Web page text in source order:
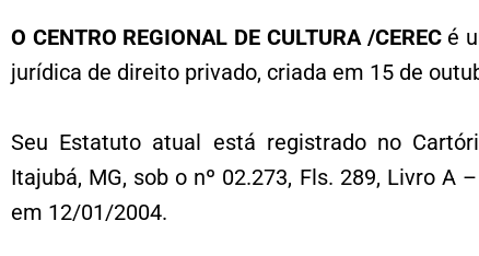
O CENTRO REGIONAL DE CULTURA /CERECé
jurídica de direito privado, criada em 15 de
Seu Estatuto atual está registrado no
Itajubá, MG, sob o nº 02.273, Fls. 289, Livro A
em 12/01/2004.